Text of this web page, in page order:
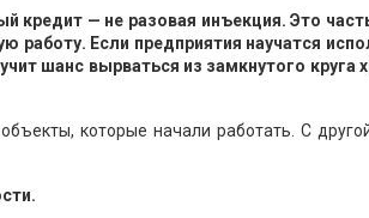
кредит — не разовая инъекция. Это
Если предприятия научатся
шанс вырваться из замкнутого круга
которые начали работать. С